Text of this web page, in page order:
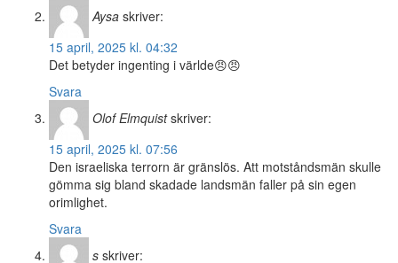
Aysa skriver:
15 april, 2025 kl. 04:32
Det betyder ingenting i världe😠😠
Svara
Olof Elmquist skriver:
15 april, 2025 kl. 07:56
Den israeliska terrorn är gränslös. Att motståndsmän skulle
gömma sig bland skadade landsmän faller på sin egen
orimlighet.
Svara
s skriver: